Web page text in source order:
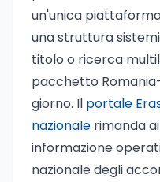
un'unica
una struttura
titolo o ricerca
pacchetto
giorno. Il portale
nazionale rimanda
informazione
nazionale degli